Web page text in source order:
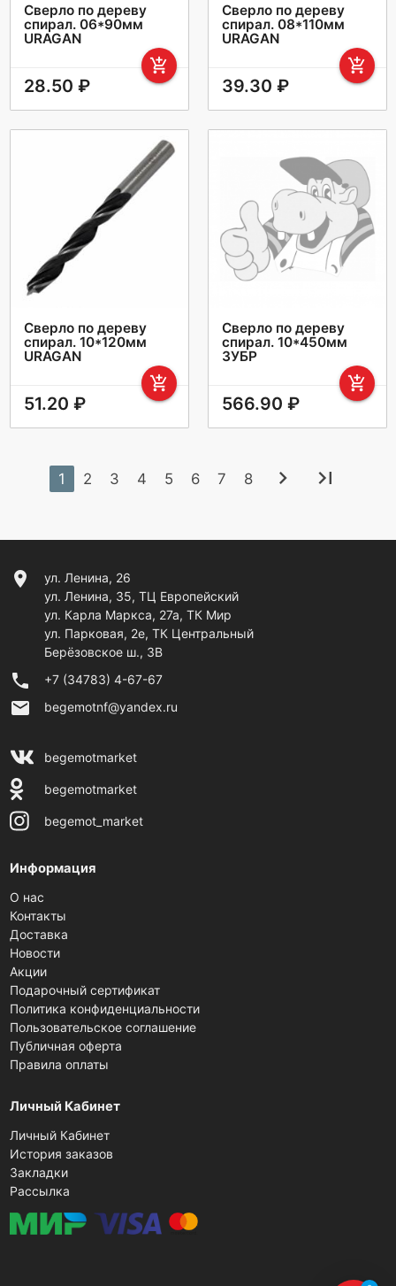
Сверло по дереву
спирал. 06*90мм
URAGAN
add_shopping_cart
28.50 ₽
Сверло по дереву
спирал. 08*110мм
URAGAN
add_shopping_cart
39.30 ₽
Сверло по дереву
спирал. 10*120мм
URAGAN
add_shopping_cart
51.20 ₽
Сверло по дереву
спирал. 10*450мм
ЗУБР
add_shopping_cart
566.90 ₽
1 2 3 4 5 6 7 8 chevron_right last_page
location_on
ул. Ленина, 26
ул. Ленина, 35, ТЦ Европейский
ул. Карла Маркса, 27а, ТК Мир
ул. Парковая, 2е, ТК Центральный
Берёзовское ш., 3В
phone +7 (34783) 4-67-67
email begemotnf@yandex.ru
begemotmarket
begemotmarket
begemot_market
Информация
О нас
Контакты
Доставка
Новости
Акции
Подарочный сертификат
Политика конфиденциальности
Пользовательское соглашение
Публичная оферта
Правила оплаты
Личный Кабинет
Личный Кабинет
История заказов
Закладки
Рассылка